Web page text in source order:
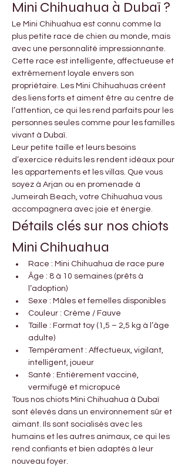
Mini Chihuahua à Dubaï ?
Le Mini Chihuahua est connu comme la
plus petite race de chien au monde, mais
avec une personnalité impressionnante.
Cette race est intelligente, affectueuse et
extrêmement loyale envers son
propriétaire. Les Mini Chihuahuas créent
des liens forts et aiment être au centre de
l’attention, ce qui les rend parfaits pour les
personnes seules comme pour les familles
vivant à Dubaï.
Leur petite taille et leurs besoins
d’exercice réduits les rendent idéaux pour
les appartements et les villas. Que vous
soyez à Arjan ou en promenade à
Jumeirah Beach, votre Chihuahua vous
accompagnera avec joie et énergie.
Détails clés sur nos chiots
Mini Chihuahua
Race : Mini Chihuahua de race pure
Âge : 8 à 10 semaines (prêts à
l’adoption)
Sexe : Mâles et femelles disponibles
Couleur : Crème / Fauve
Taille : Format toy (1,5 – 2,5 kg à l’âge
adulte)
Tempérament : Affectueux, vigilant,
intelligent, joueur
Santé : Entièrement vacciné,
vermifugé et micropucé
Tous nos chiots Mini Chihuahua à Dubaï
sont élevés dans un environnement sûr et
aimant. Ils sont socialisés avec les
humains et les autres animaux, ce qui les
rend confiants et bien adaptés à leur
nouveau foyer.